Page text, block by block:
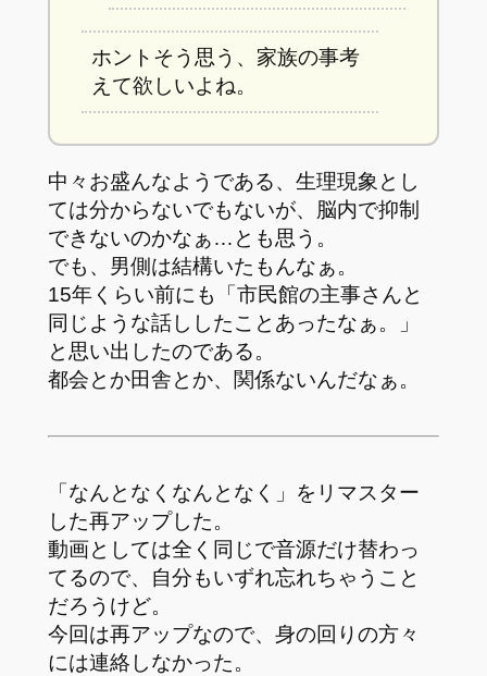
ホントそう思う、家族の事考
えて欲しいよね。
中々お盛んなようである、生理現象とし
ては分からないでもないが、脳内で抑制
できないのかなぁ…とも思う。
でも、男側は結構いたもんなぁ。
15年くらい前にも「市民館の主事さんと
同じような話ししたことあったなぁ。」
と思い出したのである。
都会とか田舎とか、関係ないんだなぁ。
「なんとなくなんとなく」をリマスター
した再アップした。
動画としては全く同じで音源だけ替わっ
てるので、自分もいずれ忘れちゃうこと
だろうけど。
今回は再アップなので、身の回りの方々
には連絡しなかった。